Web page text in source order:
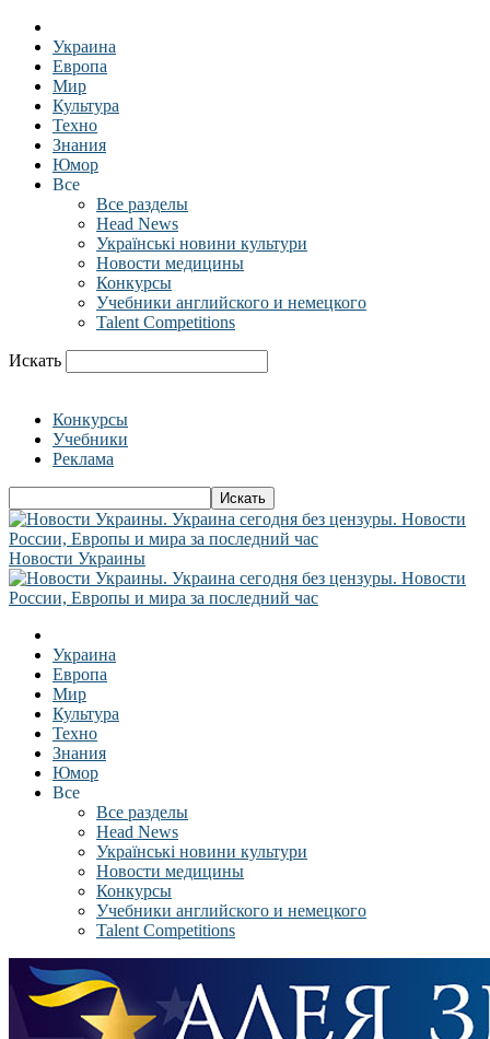
Украина
Европа
Мир
Культура
Техно
Знания
Юмор
Все
Все разделы
Head News
Українські новини культури
Новости медицины
Конкурсы
Учебники английского и немецкого
Talent Competitions
Искать
Конкурсы
Учебники
Реклама
Новости Украины
Украина
Европа
Мир
Культура
Техно
Знания
Юмор
Все
Все разделы
Head News
Українські новини культури
Новости медицины
Конкурсы
Учебники английского и немецкого
Talent Competitions